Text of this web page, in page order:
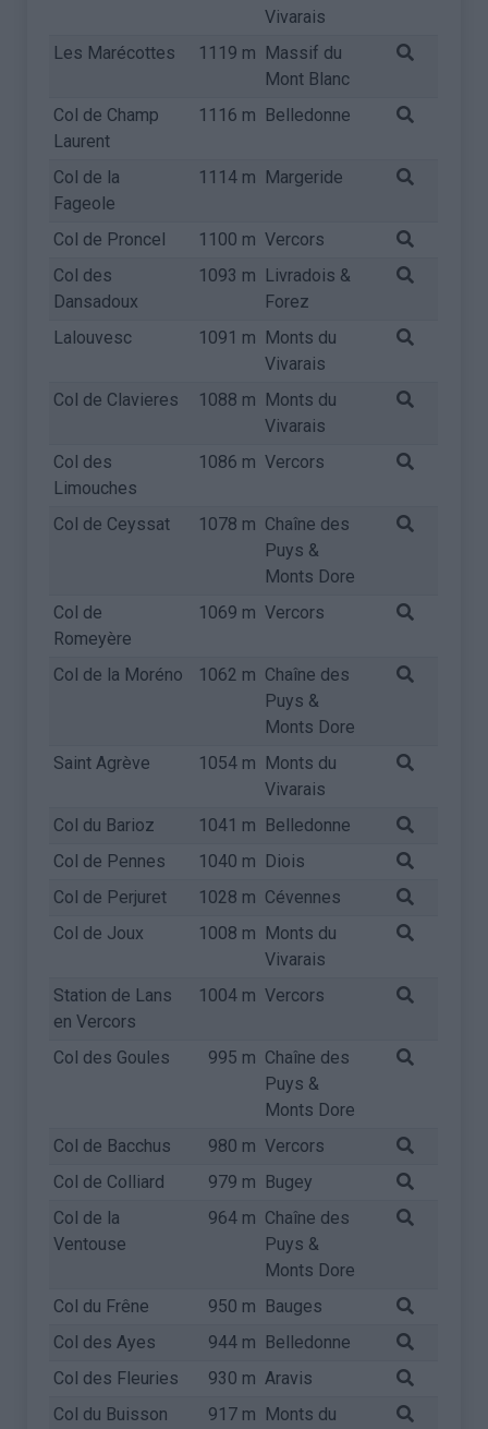
Vivarais
Les Marécottes
1119 m Massif du
Mont Blanc
Col de Champ
Laurent
1116 m Belledonne
Col de la
Fageole
1114 m Margeride
Col de Proncel 1100 m Vercors
Col des
Dansadoux
1093 m Livradois &
Forez
Lalouvesc
1091 m Monts du
Vivarais
Col de Clavieres
1088 m Monts du
Vivarais
Col des
Limouches
1086 m Vercors
Col de Ceyssat 1078 m Chaîne des
Puys &
Monts Dore
Col de
Romeyère
1069 m Vercors
Col de la Moréno 1062 m Chaîne des
Puys &
Monts Dore
Saint Agrève
1054 m Monts du
Vivarais
Col du Barioz
1041 m Belledonne
Col de Pennes
1040 m Diois
Col de Perjuret
1028 m Cévennes
Col de Joux
1008 m Monts du
Vivarais
Station de Lans
en Vercors
1004 m Vercors
Col des Goules 995 m Chaîne des
Puys &
Monts Dore
Col de Bacchus
980 m Vercors
Col de Colliard
979 m Bugey
Col de la
Ventouse
964 m Chaîne des
Puys &
Monts Dore
Col du Frêne
950 m Bauges
Col des Ayes
944 m Belledonne
Col des Fleuries
930 m Aravis
Col du Buisson
917 m Monts du